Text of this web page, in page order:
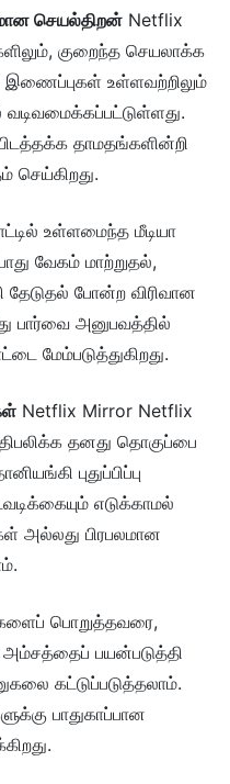
செயல்திறன் Netflix
குறைந்த செயலாக்க
உள்ளவற்றிலும்
தாமதங்களின்றி
செய்கிறது.
உள்ளமைந்த மீடியா
வேகம் மாற்றுதல்,
போன்ற விரிவான
பார்வை அனுபவத்தில்
மேம்படுத்துகிறது.
Netflix Mirror Netflix
தனது தொகுப்பை
புதுப்பிப்பு
எடுக்காமல்
அல்லது பிரபலமான
பொறுத்தவரை,
அம்சத்தைப் பயன்படுத்தி
கட்டுப்படுத்தலாம்.
பாதுகாப்பான